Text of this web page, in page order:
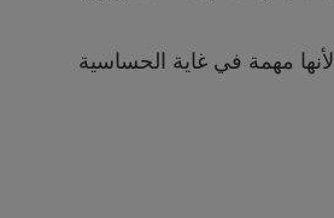
لأنها مهمة في غاية الحساسية